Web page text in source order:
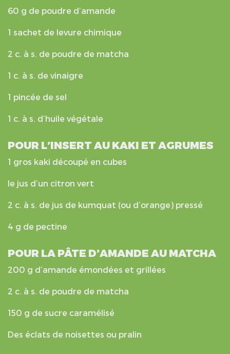
60 g de poudre d’amande
1 sachet de levure chimique
2 c. à s. de poudre de matcha
1 c. à s. de vinaigre
1 pincée de sel
1 c. à s. d’huile végétale
POUR L’INSERT AU KAKI ET AGRUMES
1 gros kaki découpé en cubes
le jus d’un citron vert
2 c. à s. de jus de kumquat (ou d’orange) pressé
4 g de pectine
POUR LA PÂTE D’AMANDE AU MATCHA
200 g d’amande émondées et grillées
2 c. à s. de poudre de matcha
150 g de sucre caramélisé
Des éclats de noisettes ou pralin